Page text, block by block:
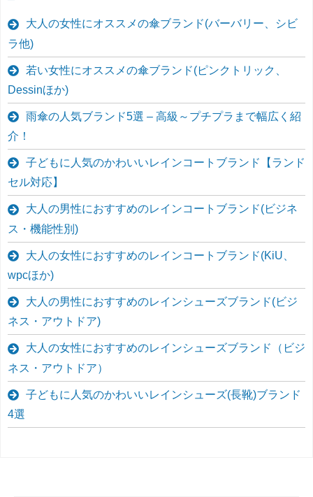
大人の女性にオススメの傘ブランド(バーバリー、シビ
ラ他)
若い女性にオススメの傘ブランド(ピンクトリック、
Dessinほか)
雨傘の人気ブランド5選 – 高級～プチプラまで幅広く紹
介！
子どもに人気のかわいいレインコートブランド【ランド
セル対応】
大人の男性におすすめのレインコートブランド(ビジネ
ス・機能性別)
大人の女性におすすめのレインコートブランド(KiU、
wpcほか)
大人の男性におすすめのレインシューズブランド(ビジ
ネス・アウトドア)
大人の女性におすすめのレインシューズブランド（ビジ
ネス・アウトドア）
子どもに人気のかわいいレインシューズ(長靴)ブランド
4選